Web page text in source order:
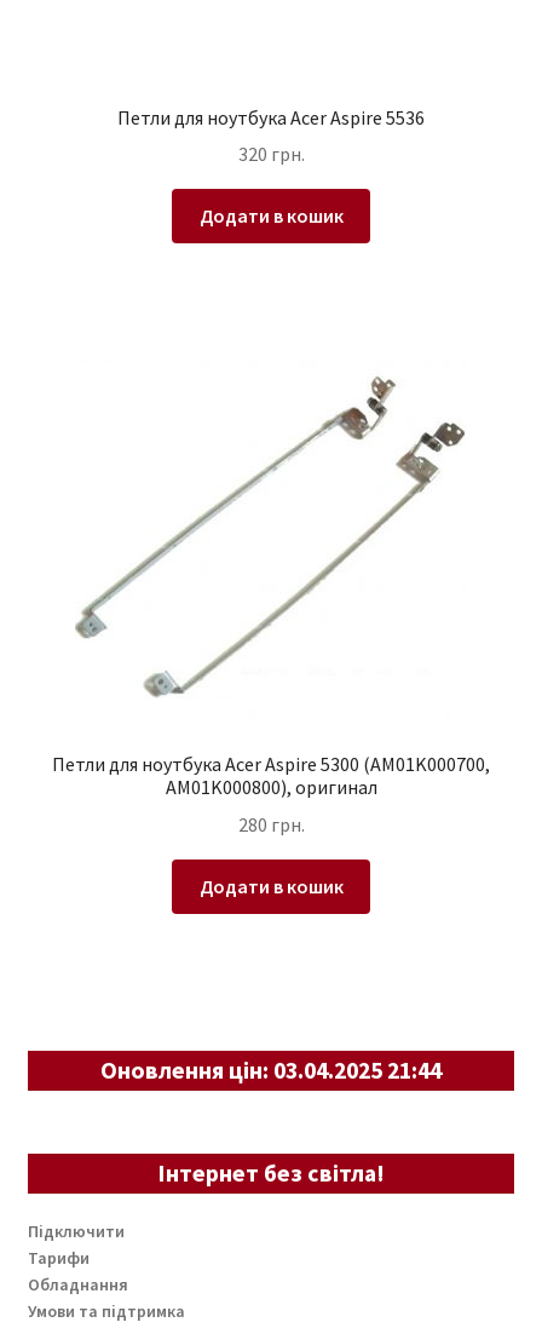
Петли для ноутбука Acer Aspire 5536
320 грн.
Додати в кошик
Петли для ноутбука Acer Aspire 5300 (AM01K000700,
AM01K000800), оригинал
280 грн.
Додати в кошик
Оновлення цін: 03.04.2025 21:44
Інтернет без світла!
Підключити
Тарифи
Обладнання
Умови та підтримка